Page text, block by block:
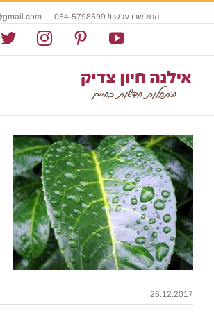
התקשרו עכשיו! 054-5798599 |
YouTube
Pinterest
26.12.2017